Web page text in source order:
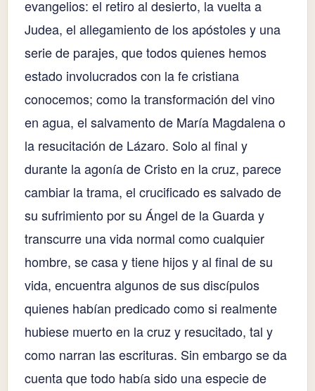
evangelios: el retiro al desierto, la vuelta a
Judea, el allegamiento de los apóstoles y una
serie de parajes, que todos quienes hemos
estado involucrados con la fe cristiana
conocemos; como la transformación del vino
en agua, el salvamento de María Magdalena o
la resucitación de Lázaro. Solo al final y
durante la agonía de Cristo en la cruz, parece
cambiar la trama, el crucificado es salvado de
su sufrimiento por su Ángel de la Guarda y
transcurre una vida normal como cualquier
hombre, se casa y tiene hijos y al final de su
vida, encuentra algunos de sus discípulos
quienes habían predicado como si realmente
hubiese muerto en la cruz y resucitado, tal y
como narran las escrituras. Sin embargo se da
cuenta que todo había sido una especie de